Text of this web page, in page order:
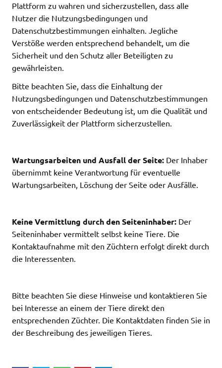
Plattform zu wahren und sicherzustellen, dass alle
Nutzer die Nutzungsbedingungen und
Datenschutzbestimmungen einhalten. Jegliche
Verstöße werden entsprechend behandelt, um die
Sicherheit und den Schutz aller Beteiligten zu
gewährleisten.
Bitte beachten Sie, dass die Einhaltung der
Nutzungsbedingungen und Datenschutzbestimmungen
von entscheidender Bedeutung ist, um die Qualität und
Zuverlässigkeit der Plattform sicherzustellen.
Wartungsarbeiten und Ausfall der Seite: Der Inhaber
übernimmt keine Verantwortung für eventuelle
Wartungsarbeiten, Löschung der Seite oder Ausfälle.
Keine Vermittlung durch den Seiteninhaber: Der
Seiteninhaber vermittelt selbst keine Tiere. Die
Kontaktaufnahme mit den Züchtern erfolgt direkt durch
die Interessenten.
Bitte beachten Sie diese Hinweise und kontaktieren Sie
bei Interesse an einem der Tiere direkt den
entsprechenden Züchter. Die Kontaktdaten finden Sie in
der Beschreibung des jeweiligen Tieres.